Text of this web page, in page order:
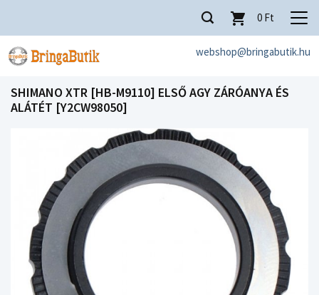
webshop@bringabutik.hu
0 Ft
SHIMANO XTR [HB-M9110] ELSŐ AGY ZÁRÓANYA ÉS
ALÁTÉT [Y2CW98050]